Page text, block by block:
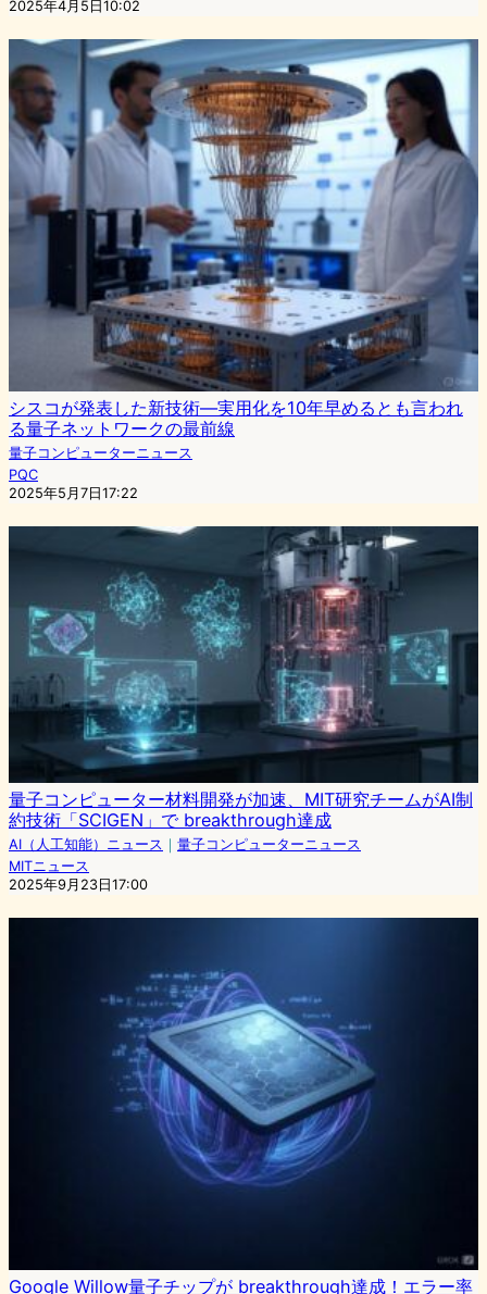
2025年4月5日10:02
シスコが発表した新技術―実用化を10年早めるとも言われ
る量子ネットワークの最前線
量子コンピューターニュース
PQC
2025年5月7日17:22
量子コンピューター材料開発が加速、MIT研究チームがAI制
約技術「SCIGEN」で breakthrough達成
AI（人工知能）ニュース ｜ 量子コンピューターニュース
MITニュース
2025年9月23日17:00
Google Willow量子チップが breakthrough達成！エラー率